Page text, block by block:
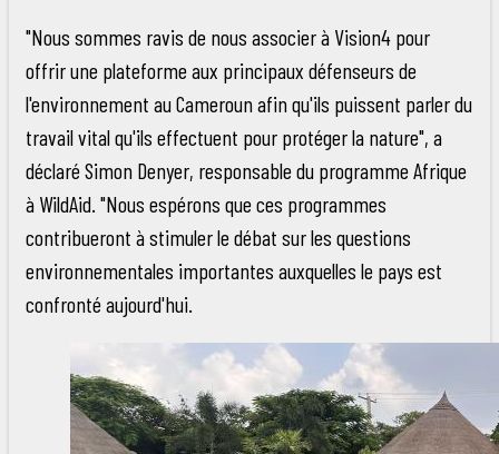
"Nous sommes ravis de nous associer à Vision4 pour
offrir une plateforme aux principaux défenseurs de
l'environnement au Cameroun afin qu'ils puissent parler du
travail vital qu'ils effectuent pour protéger la nature", a
déclaré Simon Denyer, responsable du programme Afrique
à WildAid. "Nous espérons que ces programmes
contribueront à stimuler le débat sur les questions
environnementales importantes auxquelles le pays est
confronté aujourd'hui.